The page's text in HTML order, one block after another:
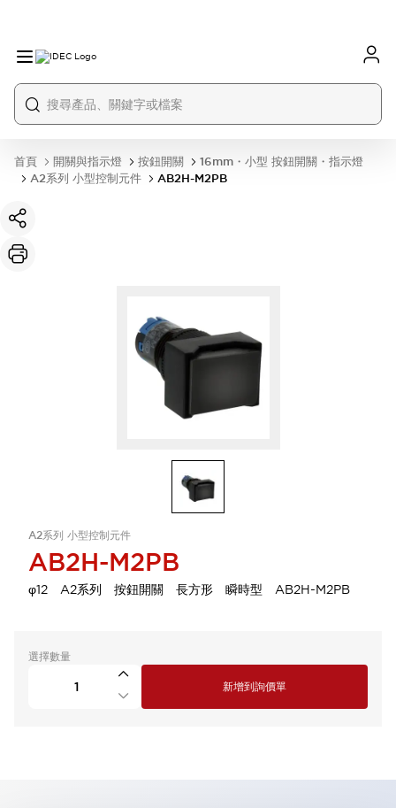
首頁 開關與指示燈 按鈕開關
16mm・小型 按鈕開關・指示燈
A2系列 小型控制元件
AB2H-M2PB
A2系列 小型控制元件
AB2H-M2PB
φ12 A2系列 按鈕開關 長方形 瞬時型 AB2H-M2PB
選擇數量
新增到詢價單